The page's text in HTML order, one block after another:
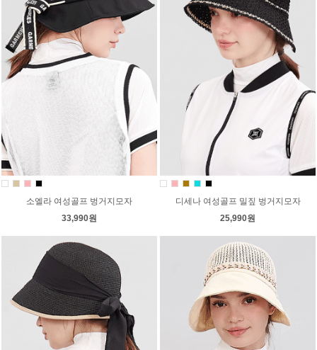
소엘라 여성골프 벙거지모자
33,990원
디세나 여성골프 밀짚 벙거지모자
25,990원